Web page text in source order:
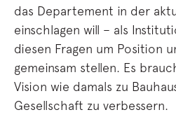
das Departement in der
einschlagen will – als
diesen Fragen um Position
gemeinsam stellen. Es
Vision wie damals zu
Gesellschaft zu verbessern.